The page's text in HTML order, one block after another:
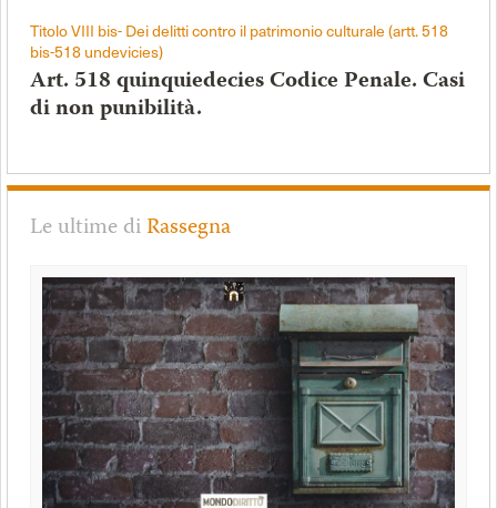
Titolo VIII bis- Dei delitti contro il patrimonio culturale (artt. 518
bis-518 undevicies)
Art. 518 quinquiedecies Codice Penale. Casi
di non punibilità.
Le ultime diRassegna